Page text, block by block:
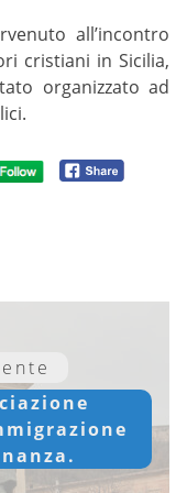
all’incontro
cristiani in Sicilia,
organizzato ad